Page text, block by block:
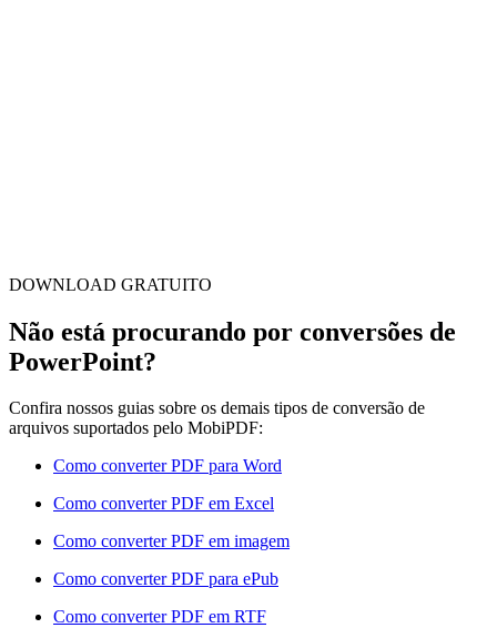
DOWNLOAD GRATUITO
Não está procurando por conversões de
PowerPoint?
Confira nossos guias sobre os demais tipos de conversão de
arquivos suportados pelo MobiPDF:
Como converter PDF para Word
Como converter PDF em Excel
Como converter PDF em imagem
Como converter PDF para ePub
Como converter PDF em RTF